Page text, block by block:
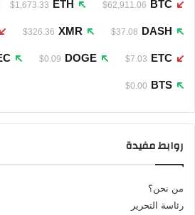
BTC
$62,911.06
ETH
$1,673.33
DASH
$37.08
XMR
$326.36
ETC
$7.03
DOGE
$0.09
BTS
$0.00
روابط مفيدة
من نحن؟
رئاسة التحرير